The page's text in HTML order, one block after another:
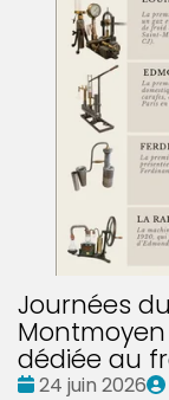
Journées
dédiée au
Date
24 juin 2026